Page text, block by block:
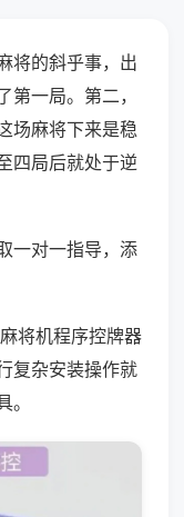
将的斜乎事，出
一局。第二，
场麻将下来是稳
四局后就处于逆
一对一指导，添
将机程序控牌器
复杂安装操作就